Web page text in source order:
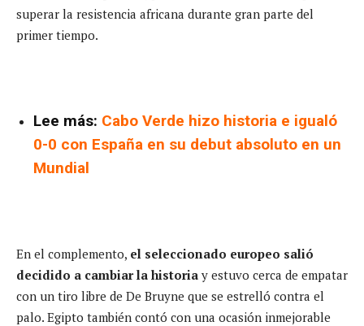
superar la resistencia africana durante gran parte del
primer tiempo.
Lee más: Cabo Verde hizo historia e igualó
0-0 con España en su debut absoluto en un
Mundial
En el complemento, el seleccionado europeo salió
decidido a cambiar la historia y estuvo cerca de empatar
con un tiro libre de De Bruyne que se estrelló contra el
palo. Egipto también contó con una ocasión inmejorable